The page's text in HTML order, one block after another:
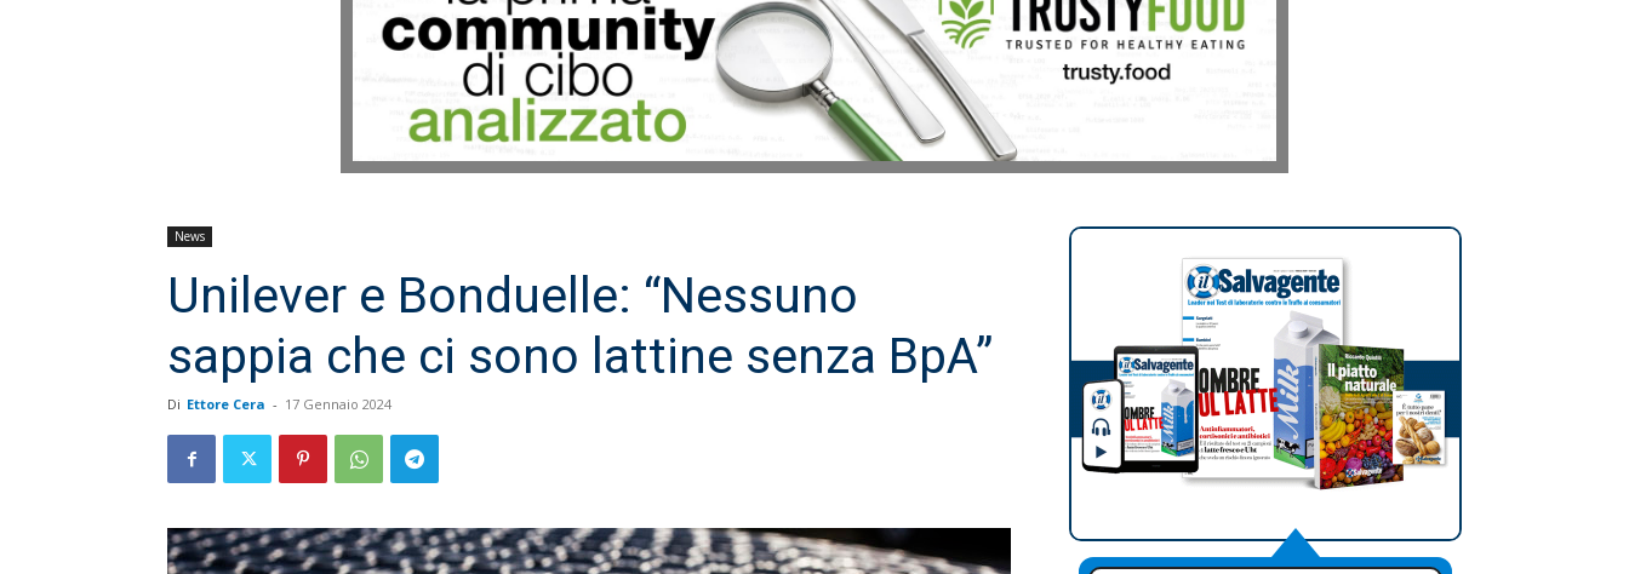
Salvagente
News
Unilever e Bonduelle: “Nessuno
sappia che ci sono lattine senza BpA”
Di Ettore Cera - 17 Gennaio 2024